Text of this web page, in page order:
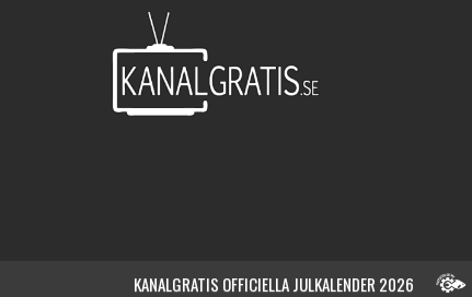
KANALGRATIS OFFICIELLA JULKALENDER 2026